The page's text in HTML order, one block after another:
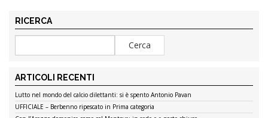
RICERCA
ARTICOLI RECENTI
Lutto nel mondo del calcio dilettanti: si è spento Antonio Pavan
UFFICIALE – Berbenno ripescato in Prima categoria